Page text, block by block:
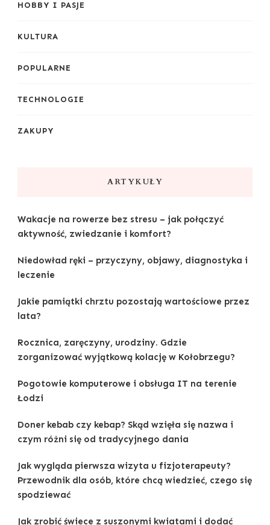
HOBBY I PASJE
KULTURA
POPULARNE
TECHNOLOGIE
ZAKUPY
ARTYKUŁY
Wakacje na rowerze bez stresu – jak połączyć
aktywność, zwiedzanie i komfort?
Niedowład ręki – przyczyny, objawy, diagnostyka i
leczenie
Jakie pamiątki chrztu pozostają wartościowe przez
lata?
Rocznica, zaręczyny, urodziny. Gdzie
zorganizować wyjątkową kolację w Kołobrzegu?
Pogotowie komputerowe i obsługa IT na terenie
Łodzi
Doner kebab czy kebap? Skąd wzięła się nazwa i
czym różni się od tradycyjnego dania
Jak wygląda pierwsza wizyta u fizjoterapeuty?
Przewodnik dla osób, które chcą wiedzieć, czego się
spodziewać
Jak zrobić świece z suszonymi kwiatami i dodać